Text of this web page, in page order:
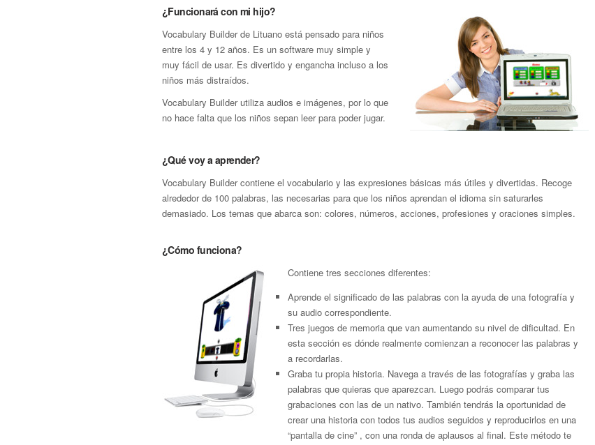
¿Funcionará con mi hijo?
Vocabulary Builder de Lituano está pensado para niños
entre los 4 y 12 años. Es un software muy simple y
muy fácil de usar. Es divertido y engancha incluso a los
niños más distraídos.
Vocabulary Builder utiliza audios e imágenes, por lo que
no hace falta que los niños sepan leer para poder jugar.
¿Qué voy a aprender?
Vocabulary Builder contiene el vocabulario y las expresiones básicas más útiles y divertidas. Recoge
alrededor de 100 palabras, las necesarias para que los niños aprendan el idioma sin saturarles
demasiado. Los temas que abarca son: colores, números, acciones, profesiones y oraciones simples.
¿Cómo funciona?
Contiene tres secciones diferentes:
Aprende el significado de las palabras con la ayuda de una fotografía y
su audio correspondiente.
Tres juegos de memoria que van aumentando su nivel de dificultad. En
esta sección es dónde realmente comienzan a reconocer las palabras y
a recordarlas.
Graba tu propia historia. Navega a través de las fotografías y graba las
palabras que quieras que aparezcan. Luego podrás comparar tus
grabaciones con las de un nativo. También tendrás la oportunidad de
crear una historia con todos tus audios seguidos y reproducirlos en una
“pantalla de cine” , con una ronda de aplausos al final. Este método te